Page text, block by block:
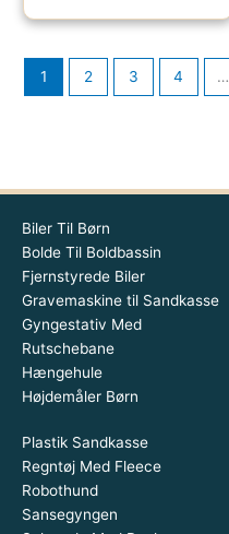
1 2 3 4 …
Biler Til Børn
Bolde Til Boldbassin
Fjernstyrede Biler
Gravemaskine til Sandkasse
Gyngestativ Med
Rutschebane
Hængehule
Højdemåler Børn
Plastik Sandkasse
Regntøj Med Fleece
Robothund
Sansegyngen